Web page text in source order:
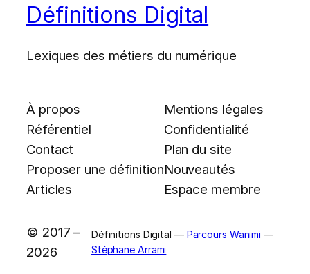
Définitions Digital
Lexiques des métiers du numérique
À propos
Référentiel
Contact
Proposer une définition
Articles
Mentions légales
Confidentialité
Plan du site
Nouveautés
Espace membre
© 2017 –
2026
Définitions Digital — Parcours Wanimi —
Stéphane Arrami